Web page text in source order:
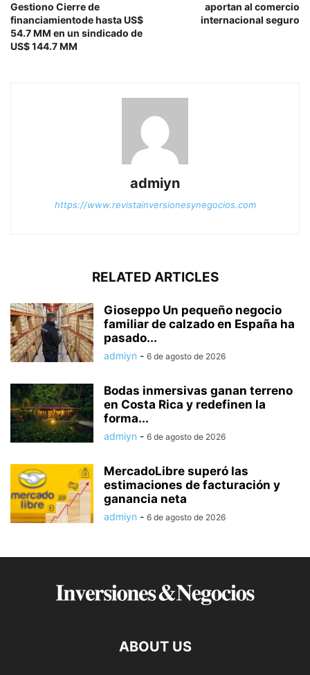
Gestiono Cierre de
financiamientode hasta US$
54.7 MM en un sindicado de
US$ 144.7 MM
aportan al comercio
internacional seguro
admiyn
https://www.revistainversionesynegocios.com
RELATED ARTICLES
Gioseppo Un pequeño negocio
familiar de calzado en España ha
pasado...
admiyn - 6 de agosto de 2026
Bodas inmersivas ganan terreno
en Costa Rica y redefinen la
forma...
admiyn - 6 de agosto de 2026
MercadoLibre superó las
estimaciones de facturación y
ganancia neta
admiyn - 6 de agosto de 2026
ABOUT US